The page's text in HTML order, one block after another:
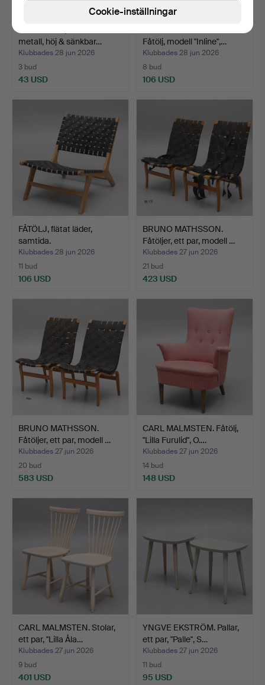
metall, höj & sänkbar…
Klubbades 28 jun 2026
3 bud
43 USD
Fåtölj, modell "Inline",…
Klubbades 28 jun 2026
8 bud
106 USD
FÅTÖLJ, flätat läder,
samtida.
Klubbades 28 jun 2026
11 bud
106 USD
BRUNO MATHSSON.
Fåtöljer, ett par, modell …
Klubbades 27 jun 2026
21 bud
423 USD
BRUNO MATHSSON.
Fåtöljer, ett par, modell …
Klubbades 27 jun 2026
20 bud
583 USD
CARL MALMSTEN. Fåtölj,
"Lilla Furulid", O.…
Klubbades 27 jun 2026
14 bud
148 USD
CARL MALMSTEN. Stolar,
ett par, "Lilla Åla…
Klubbades 27 jun 2026
9 bud
401 USD
YNGVE EKSTRÖM. Pallar,
ett par, "Palle", S…
Klubbades 27 jun 2026
11 bud
95 USD
Cookie-inställningar